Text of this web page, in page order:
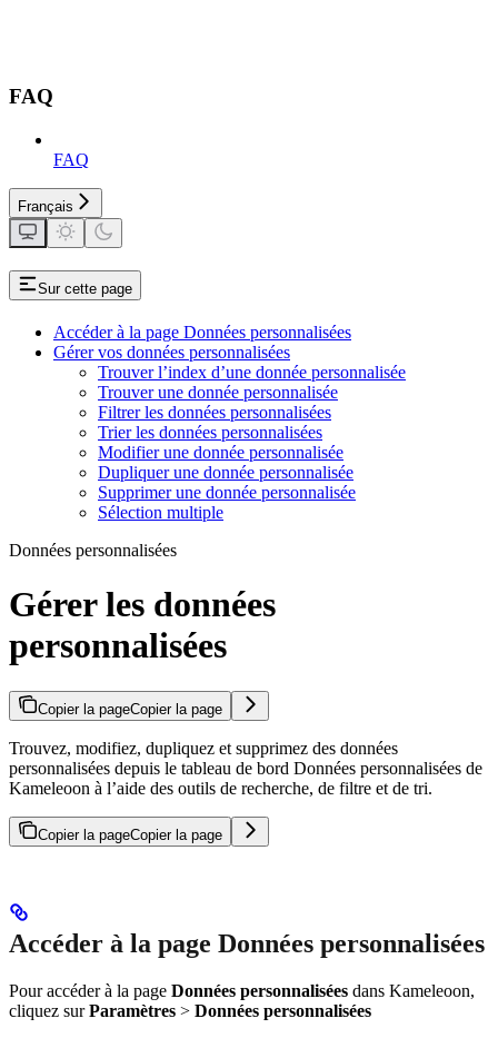
FAQ
FAQ
Français
Sur cette page
Accéder à la page Données personnalisées
Gérer vos données personnalisées
Trouver l’index d’une donnée personnalisée
Trouver une donnée personnalisée
Filtrer les données personnalisées
Trier les données personnalisées
Modifier une donnée personnalisée
Dupliquer une donnée personnalisée
Supprimer une donnée personnalisée
Sélection multiple
Données personnalisées
Gérer les données
personnalisées
Copier la pageCopier la page
Trouvez, modifiez, dupliquez et supprimez des données
personnalisées depuis le tableau de bord Données personnalisées de
Kameleoon à l’aide des outils de recherche, de filtre et de tri.
Copier la pageCopier la page
Accéder à la page Données personnalisées
Pour accéder à la page Données personnalisées dans Kameleoon,
cliquez surParamètres > Données personnalisées